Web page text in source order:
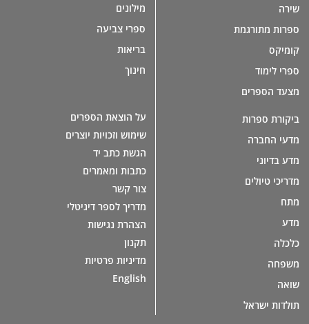
שירה
ספרות מתורגמת
קומיקס
ספרי לימוד
מצעד הספרים
ביקורת ספרות
מדעי החברה
מדע בדיוני
מדריכי טיולים
מתח
מדע
כלכלה
משפחה
שואה
תולדות ישראל
מילונים
ספרי צביעה
בריאות
חינוך
על הוצאת הספרים
שימוש וזכויות יוצרים
הגשת כתב יד
כתבות ומאמרים
צור קשר
מדריך לספר דיגיטלי
הצהרת נגישות
תקנון
מדיניות פרטיות
English